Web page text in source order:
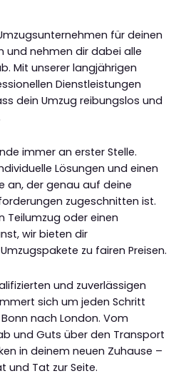
für deinen
und nehmen dir dabei alle
Mit unserer langjährigen
Dienstleistungen
dein Umzug reibungslos und
immer an erster Stelle.
Lösungen und einen
an, der genau auf deine
zugeschnitten ist.
Teilumzug oder einen
wir bieten dir
zu fairen Preisen.
und zuverlässigen
sich um jeden Schritt
nach London. Vom
und Guts über den Transport
in deinem neuen Zuhause –
und Tat zur Seite.